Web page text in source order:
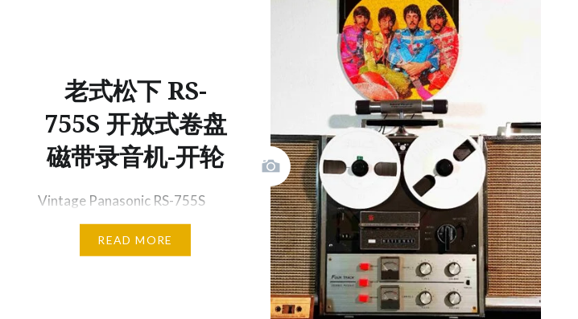
老式松下 RS-
755S 开放式卷盘
磁带录音机-开轮
Vintage Panasonic RS-755S
Open Reel to Reel Tape Deck T…
READ MORE